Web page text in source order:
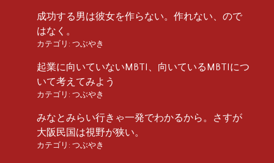
成功する男は彼女を作らない。作れない、ので
はなく。
カテゴリ: つぶやき
起業に向いていないMBTI、向いているMBTIにつ
いて考えてみよう
カテゴリ: つぶやき
みなとみらい行きゃ一発でわかるから。さすが
大阪民国は視野が狭い。
カテゴリ: つぶやき